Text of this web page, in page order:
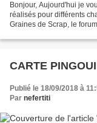
Bonjour, Aujourd'hui je
réalisés pour différents
Graines de Scrap, le
CARTE
Publié le 18/09/2018 à
Par nefertiti